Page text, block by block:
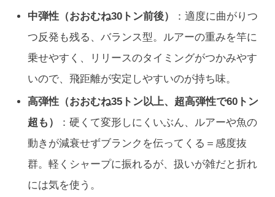
中弾性（おおむね30トン前後）
：適度に曲がりつ
つ反発も残る、バランス型。ルアーの重みを竿に
乗せやすく、リリースのタイミングがつかみやす
いので、飛距離が安定しやすいのが持ち味。
高弾性（おおむね35トン以上、超高弾性で60トン
超も）
：硬くて変形しにくいぶん、ルアーや魚の
動きが減衰せずブランクを伝ってくる＝感度抜
群。軽くシャープに振れるが、扱いが雑だと折れ
には気を使う。